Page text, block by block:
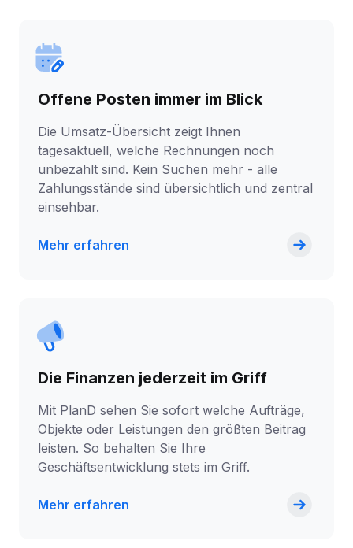
Offene Posten immer im Blick
Die Umsatz-Übersicht zeigt Ihnen
tagesaktuell, welche Rechnungen noch
unbezahlt sind. Kein Suchen mehr - alle
Zahlungsstände sind übersichtlich und zentral
einsehbar.
Mehr erfahren
Die Finanzen jederzeit im Griff
Mit PlanD sehen Sie sofort welche Aufträge,
Objekte oder Leistungen den größten Beitrag
leisten. So behalten Sie Ihre
Geschäftsentwicklung stets im Griff.
Mehr erfahren